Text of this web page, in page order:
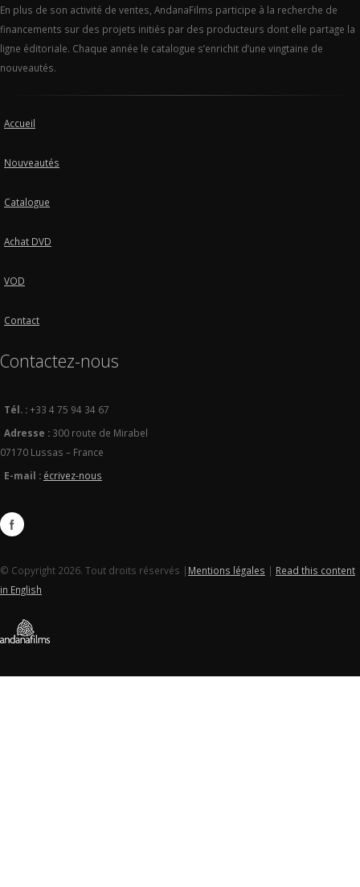
En plus de son activité de ventes, AndanaFilms participe à la recherche de
financements sur des projets initiés par des producteurs dont elle partage la
ligne éditoriale. Chaque année le catalogue s’enrichit d’une vingtaine de
nouveautés.
Accueil
Nouveautés
Catalogue
Achat DVD
VOD
Contact
Contactez-nous
Tél. :+33 4 75 94 34 67
Adresse : 300 route de Mirabel
07170 Lussas – France
E-mail : écrivez-nous
© Copyright 2026. Tout droits réservés | Mentions légales | Read this content
in English